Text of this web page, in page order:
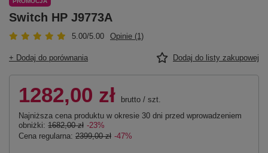
Switch HP J9773A
5.00/5.00 Opinie (1)
+ Dodaj do porównania Dodaj do listy zakupowej
1282,00 zł brutto / szt.
Najniższa cena produktu w okresie 30 dni przed wprowadzeniem
obniżki: 1682,00 zł -23%
Cena regularna: 2399,00 zł -47%